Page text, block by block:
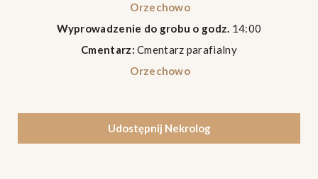
Orzechowo
Wyprowadzenie do grobu o godz. 14:00
Cmentarz: Cmentarz parafialny
Orzechowo
Udostępnij Nekrolog